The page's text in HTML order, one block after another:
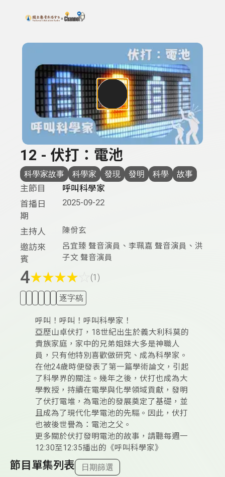
上方功能區塊
搜尋關鍵字：可輸入節目名稱、主持人或關鍵字
12 - 伏打：電池
科學家故事 科學家 發現 發明 科學 故事
主節目
呼叫科學家
首播日
期
2025-09-22
主持人 陳佾玄
邀訪來
賓
呂宜臻 聲音演員、李珮嘉 聲音演員、洪
子文 聲音演員
4★★★★ (1)
逐字稿
呼叫！呼叫！呼叫科學家！
亞歷山卓伏打，18世紀出生於義大利科莫的
貴族家庭，家中的兄弟姐妹大多是神職人
員，只有他特別喜歡做研究、成為科學家。
在他24歲時便發表了第一篇學術論文，引起
了科學界的關注。幾年之後，伏打也成為大
學教授，持續在電學與化學領域貢獻，發明
了伏打電堆，為電池的發展奠定了基礎，並
且成為了現代化學電池的先驅。因此，伏打
也被後世譽為：電池之父。
更多關於伏打發明電池的故事，請聽每週一
12:30至12:35播出的《呼叫科學家》
節目單集列表 日期篩選